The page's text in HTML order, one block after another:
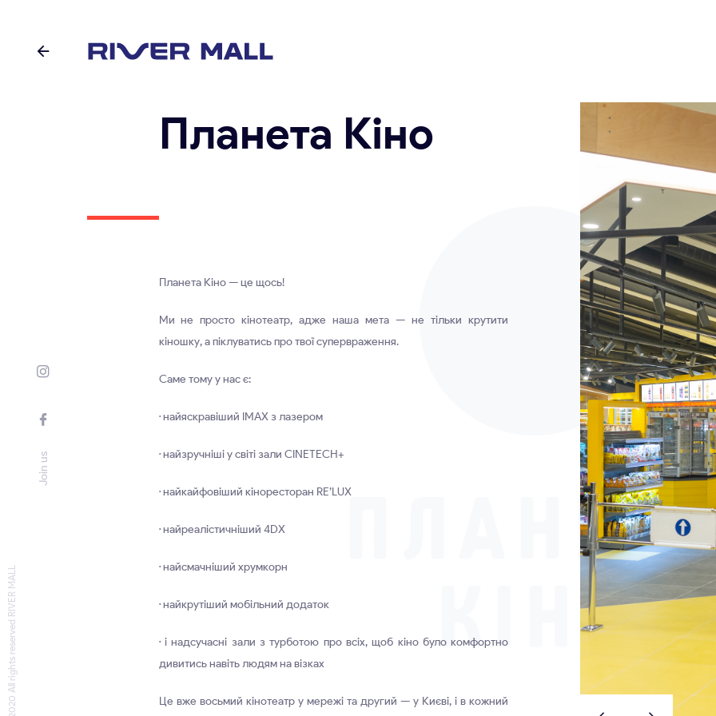
Join us
© 2020 All rights reserved RIVER MALL
Планета Кiно
Планета Кіно — це щось!
Ми не просто кінотеатр, адже наша мета — не тільки крутити
кіношку, а піклуватись про твої супервраження.
Саме тому у нас є:
· найяскравіший IMAX з лазером
· найзручніші у світі зали CINETECH+
· найкайфовіший кіноресторан RE’LUX
· найреалістичніший 4DX
· найсмачніший хрумкорн
· найкрутіший мобільний додаток
· і надсучасні зали з турботою про всіх, щоб кіно було комфортно
дивитись навіть людям на візках
Це вже восьмий кінотеатр у мережі та другий — у Києві, і в кожний